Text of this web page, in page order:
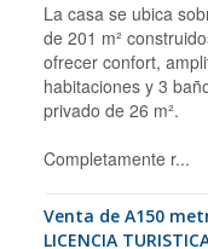
La casa se ubica
de 201 m²
ofrecer confort,
habitaciones y 3
privado de 26 m².
Completamente r...
Venta de A150 metros de la playa con vistas al mar,
LICENCIA